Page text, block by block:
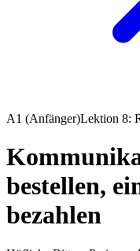
A1 (Anfänger)Lektion 8:
bestellen,
bezahlen